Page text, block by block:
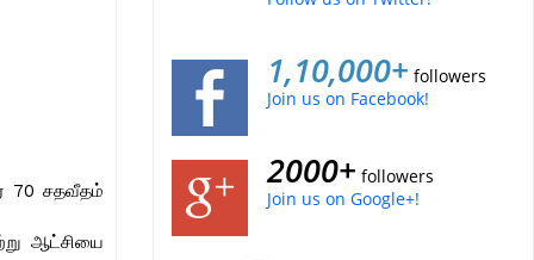
70 சதவீதம்
ஆட்சியை
1,10,000+ followers
Join us on Facebook!
2000+ followers
Join us on Google+!